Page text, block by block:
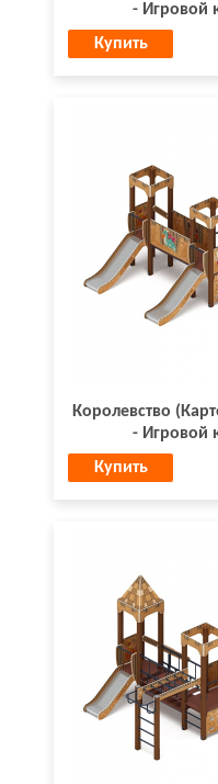
- Игровой
Купить
Королевство
- Игровой
Купить